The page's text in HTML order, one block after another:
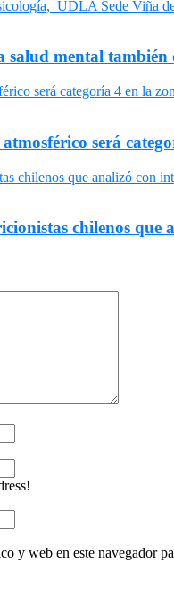
salud mental
será
chilenos que
y web en este navegador